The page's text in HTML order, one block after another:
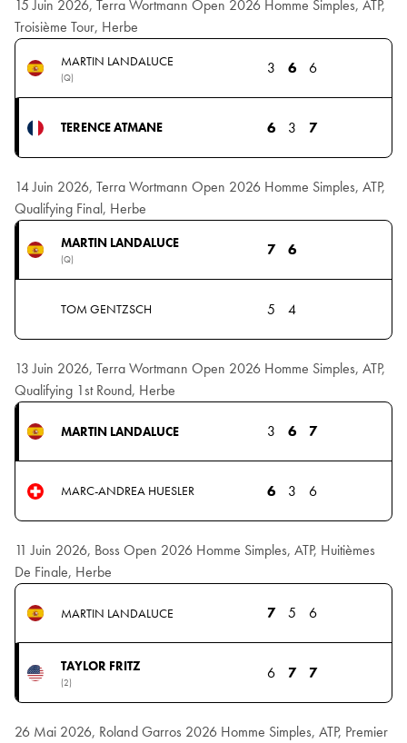
15 Juin 2026, Terra Wortmann Open 2026 Homme Simples, ATP,
Troisième Tour, Herbe
MARTIN LANDALUCE
(Q)
3 6 6
TERENCE ATMANE 6 3 7
14 Juin 2026, Terra Wortmann Open 2026 Homme Simples, ATP,
Qualifying Final, Herbe
MARTIN LANDALUCE
(Q)
7 6
TOM GENTZSCH 5 4
13 Juin 2026, Terra Wortmann Open 2026 Homme Simples, ATP,
Qualifying 1st Round, Herbe
MARTIN LANDALUCE 3 6 7
MARC-ANDREA HUESLER 6 3 6
11 Juin 2026, Boss Open 2026 Homme Simples, ATP, Huitièmes
De Finale, Herbe
MARTIN LANDALUCE 7 5 6
TAYLOR FRITZ
(2)
6 7 7
26 Mai 2026, Roland Garros 2026 Homme Simples, ATP, Premier